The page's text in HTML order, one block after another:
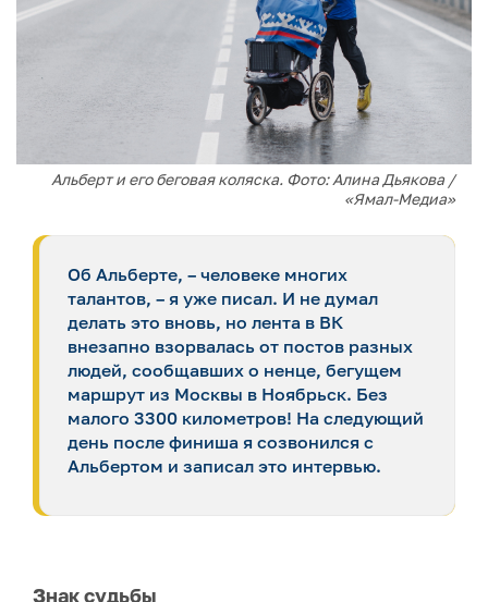
Альберт и его беговая коляска. Фото: Алина Дьякова /
«Ямал-Медиа»
Об Альберте, – человеке многих
талантов, – я уже писал. И не думал
делать это вновь, но лента в ВК
внезапно взорвалась от постов разных
людей, сообщавших о ненце, бегущем
маршрут из Москвы в Ноябрьск. Без
малого 3300 километров! На следующий
день после финиша я созвонился с
Альбертом и записал это интервью.
Знак судьбы